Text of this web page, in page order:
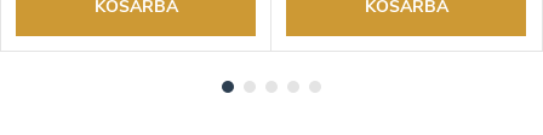
KOSÁRBA KOSÁRBA